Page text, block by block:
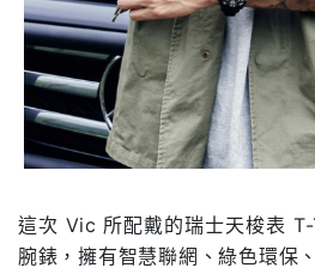
這次 Vic 所配戴的瑞士天梭表
腕錶，擁有智慧聯網、綠色環保